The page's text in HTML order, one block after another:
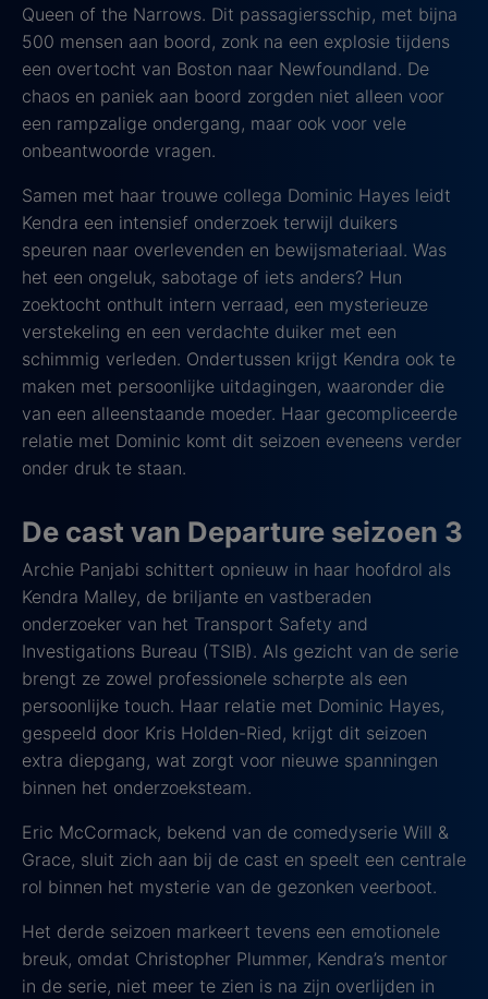
Queen of the Narrows. Dit passagiersschip, met bijna
500 mensen aan boord, zonk na een explosie tijdens
een overtocht van Boston naar Newfoundland. De
chaos en paniek aan boord zorgden niet alleen voor
een rampzalige ondergang, maar ook voor vele
onbeantwoorde vragen.
Samen met haar trouwe collega Dominic Hayes leidt
Kendra een intensief onderzoek terwijl duikers
speuren naar overlevenden en bewijsmateriaal. Was
het een ongeluk, sabotage of iets anders? Hun
zoektocht onthult intern verraad, een mysterieuze
verstekeling en een verdachte duiker met een
schimmig verleden. Ondertussen krijgt Kendra ook te
maken met persoonlijke uitdagingen, waaronder die
van een alleenstaande moeder. Haar gecompliceerde
relatie met Dominic komt dit seizoen eveneens verder
onder druk te staan.
De cast van Departure seizoen 3
Archie Panjabi schittert opnieuw in haar hoofdrol als
Kendra Malley, de briljante en vastberaden
onderzoeker van het Transport Safety and
Investigations Bureau (TSIB). Als gezicht van de serie
brengt ze zowel professionele scherpte als een
persoonlijke touch. Haar relatie met Dominic Hayes,
gespeeld door Kris Holden-Ried, krijgt dit seizoen
extra diepgang, wat zorgt voor nieuwe spanningen
binnen het onderzoeksteam.
Eric McCormack, bekend van de comedyserie Will &
Grace, sluit zich aan bij de cast en speelt een centrale
rol binnen het mysterie van de gezonken veerboot.
Het derde seizoen markeert tevens een emotionele
breuk, omdat Christopher Plummer, Kendra’s mentor
in de serie, niet meer te zien is na zijn overlijden in